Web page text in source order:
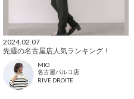
2024.02.07
先週の名古屋店人気ランキング！
MIO
名古屋パルコ店
RIVE DROITE